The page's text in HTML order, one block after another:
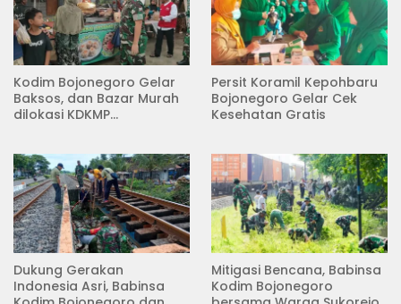
Kodim Bojonegoro Gelar
Baksos, dan Bazar Murah
dilokasi KDKMP
Persit Koramil Kepohbaru
Bojonegoro Gelar Cek
Kesehatan Gratis
Dukung Gerakan
Indonesia Asri, Babinsa
Mitigasi Bencana, Babinsa
Kodim Bojonegoro